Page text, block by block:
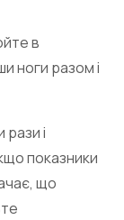
в
ноги разом і
і
показники
що